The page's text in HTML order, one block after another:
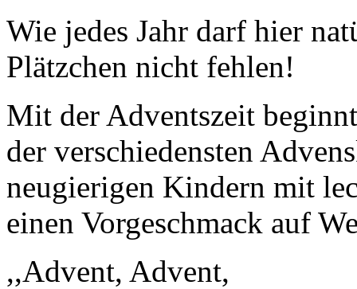
Wie jedes Jahr darf hier
Plätzchen nicht fehlen!
Mit der Adventszeit
der verschiedensten
neugierigen Kindern mit
einen Vorgeschmack auf
,,Advent, Advent,